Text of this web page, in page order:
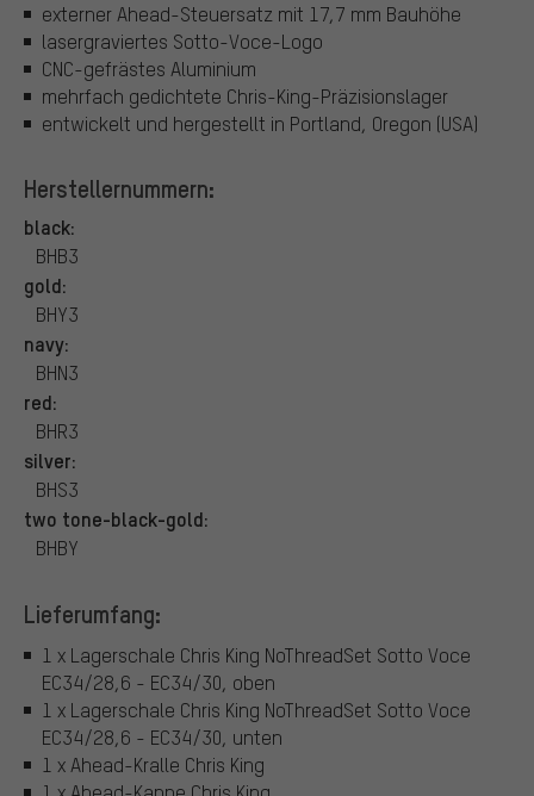
externer Ahead-Steuersatz mit 17,7 mm Bauhöhe
lasergraviertes Sotto-Voce-Logo
CNC-gefrästes Aluminium
mehrfach gedichtete Chris-King-Präzisionslager
entwickelt und hergestellt in Portland, Oregon (USA)
Herstellernummern:
black:
BHB3
gold:
BHY3
navy:
BHN3
red:
BHR3
silver:
BHS3
two tone-black-gold:
BHBY
Lieferumfang:
1 x Lagerschale Chris King NoThreadSet Sotto Voce
EC34/28,6 - EC34/30, oben
1 x Lagerschale Chris King NoThreadSet Sotto Voce
EC34/28,6 - EC34/30, unten
1 x Ahead-Kralle Chris King